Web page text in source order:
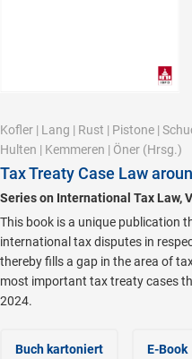
Kofler | Lang | Rust | Pistone |
Hulten | Kemmeren | Öner (Hrsg.)
Tax Treaty Case Law
Series on International Tax Law,
This book is a unique publication
international tax disputes in
thereby fills a gap in the area of
most important tax treaty cases
2024.
Buch kartoniert
E-Book